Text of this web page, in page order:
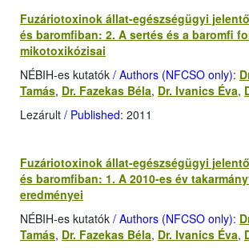
Fuzáriotoxinok állat-egészségügyi
és baromfiban: 2. A sertés és a baromfi
mikotoxikózisai
NÉBIH-es kutatók / Authors (NFCSO only):
Tamás, Dr. Fazekas Béla, Dr. Ivanics Éva,
Lezárult / Published: 2011
Fuzáriotoxinok állat-egészségügyi
és baromfiban: 1. A 2010-es év
eredményei
NÉBIH-es kutatók / Authors (NFCSO only):
Tamás, Dr. Fazekas Béla, Dr. Ivanics Éva,